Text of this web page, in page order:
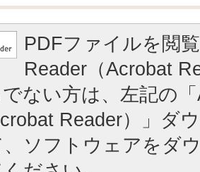
PDFファイルを閲
Reader（Acrobat
ない方は、左記の
Reader）」ダ
、ソフトウェアをダ